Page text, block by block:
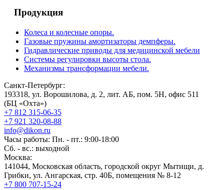
Продукция
Колеса и колесные опоры.
Газовые пружины амортизаторы демпферы.
Гидравлические приводы для медицинской мебели
Системы регулировки высоты стола.
Механизмы трансформации мебели.
Санкт-Петербург:
193318, ул. Ворошилова, д. 2, лит. АБ, пом. 5Н, офис 511
(БЦ «Охта»)
+7 812 315-06-35
+7 921 320-08-88
info@dikon.ru
Часы работы: Пн. - пт.: 9:00-18:00
Сб. - вс.: выходной
Москва:
141044, Московская область, городской округ Мытищи, д.
Грибки, ул. Ангарская, стр. 40Б, помещения № 8-12
+7 800 707-15-24